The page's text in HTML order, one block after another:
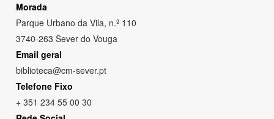
Morada
Parque Urbano da Vila, n.º 110
3740-263 Sever do Vouga
Email geral
biblioteca@cm-sever.pt
Telefone Fixo
+ 351 234 55 00 30